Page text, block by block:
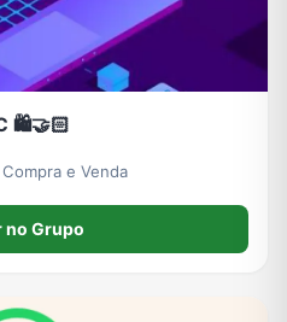
🛍️🤝🏻
e Venda
no Grupo